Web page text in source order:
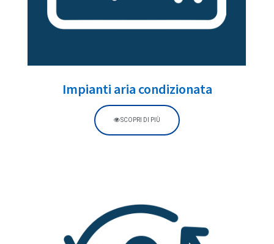
Impianti aria condizionata
SCOPRI DI PIÙ